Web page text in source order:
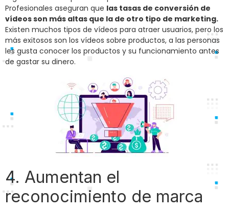
Profesionales aseguran que las tasas de conversión de
vídeos son más altas que la de otro tipo de marketing.
Existen muchos tipos de vídeos para atraer usuarios, pero los
más exitosos son los vídeos sobre productos, a las personas
les gusta conocer los productos y su funcionamiento antes
de gastar su dinero.
4. Aumentan el
reconocimiento de marca